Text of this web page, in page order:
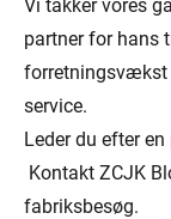
Vi takker vores
partner for hans
forretningsvækst
service.
Leder du efter
Kontakt ZCJK
fabriksbesøg.